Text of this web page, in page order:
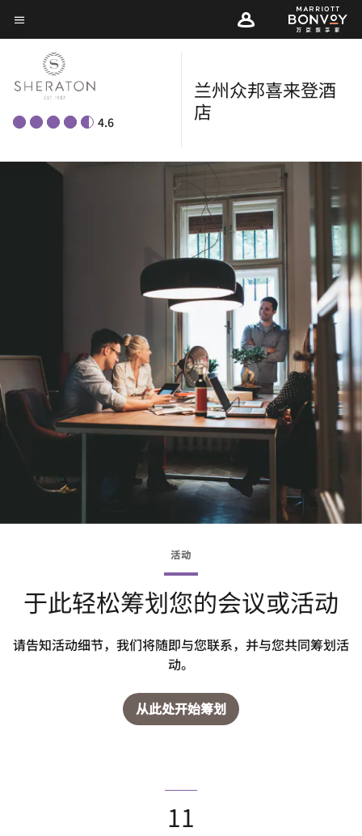
Skip
to
main
content
菜单文本
4.6
兰州众邦喜来登酒
店
活动
于此轻松筹划您的会议或活动
请告知活动细节，我们将随即与您联系，并与您共同筹划活
动。
从此处开始筹划
11